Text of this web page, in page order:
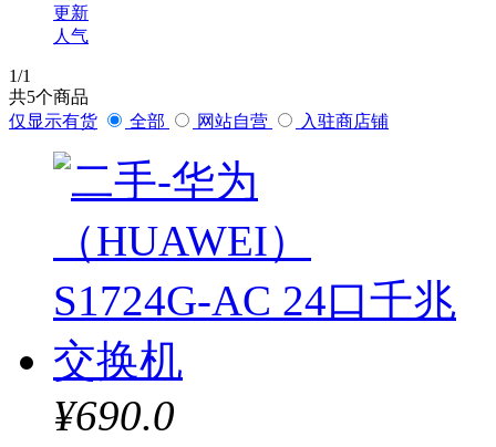
华硕
铭瑄
罗技
更新
人气
1/1
共5个商品
仅显示有货
全部 网站自营 入驻商店铺
¥690.0